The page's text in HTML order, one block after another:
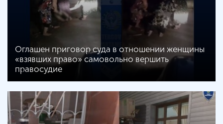
Оглашен приговор суда в отношении женщины
«взявших право» самовольно вершить
правосудие